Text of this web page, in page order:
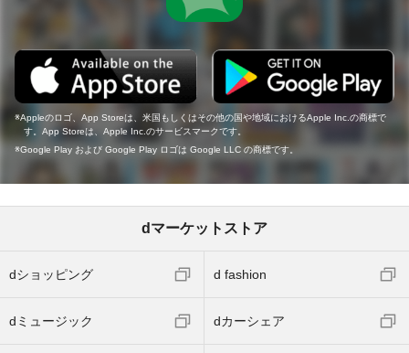
Appleのロゴ、App Storeは、米国もしくはその他の国や地域におけるApple Inc.の商標で
す。App Storeは、Apple Inc.のサービスマークです。
Google Play および Google Play ロゴは Google LLC の商標です。
dマーケットストア
dショッピング d fashion
dミュージック dカーシェア